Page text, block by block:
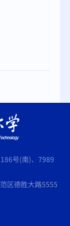
号(南)、7989
德胜大路5555